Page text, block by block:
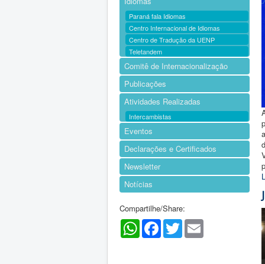
Paraná fala Idiomas
Centro Internacional de Idiomas
Centro de Tradução da UENP
Teletandem
Comitê de Internacionalização
Publicações
Atividades Realizadas
Intercambistas
Eventos
Declarações e Certificados
Newsletter
Notícias
Compartilhe/Share:
WhatsAppFacebookTwitter